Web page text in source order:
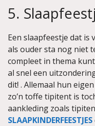
5.
Een slaapfeestje dat is
als ouder sta nog niet
compleet in thema
al snel een
dit! . Allemaal hun
zo’n toffe tipitent is
aankleding zoals
SLAAPKINDERFEESTJES